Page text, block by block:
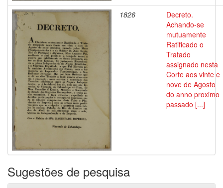
1826
Decreto.
Achando-se
mutuamente
Ratificado o
Tratado
assignado nesta
Corte aos vinte e
nove de Agosto
do anno proximo
passado [...]
Sugestões de pesquisa